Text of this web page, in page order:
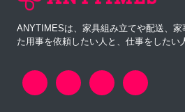
ANYTIMESは、家具組み立てや配送、
た用事を依頼したい人と、仕事をしたい